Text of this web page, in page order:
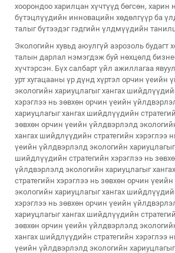
хоорондоо харилцан хүчтүүд бөгсөн, харин
бүтэцлүүдийн инновацийн хөдөлгүүр ба
талыг бүтээдэг гэдгийн үлдмүүдийн
Экологийн хувьд аюулгүй аэрозоль будагт
талын дарлал нэмэгдэж буй нөхцөлд
хүчтэрсэн. Бүх салбарт үйл ажиллагаа
урт хугацааны үр дүнд хүртэл орчин үеийн
экологийн хариуцлагыг хангах
хэрэглээ нь зөвхөн орчин үеийн
хариуцлагыг хангах шийдлүүдийн
зөвхөн орчин үеийн үйлдвэрлэлд
хангах шийдлүүдийн стратегийн хэрэглээ
үеийн үйлдвэрлэлд экологийн хариуцлагыг
шийдлүүдийн стратегийн хэрэглээ нь
үйлдвэрлэлд экологийн хариуцлагыг
стратегийн хэрэглээ нь зөвхөн орчин
экологийн хариуцлагыг хангах
хэрэглээ нь зөвхөн орчин үеийн
хариуцлагыг хангах шийдлүүдийн
зөвхөн орчин үеийн үйлдвэрлэлд
хангах шийдлүүдийн стратегийн хэрэглээ
үеийн үйлдвэрлэлд экологийн хариуцлагыг